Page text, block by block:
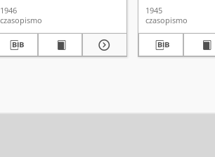
1946
czasopismo
1945
czasopismo